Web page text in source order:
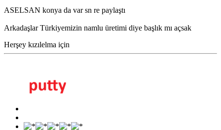
ASELSAN konya da var sn re paylaştı
Arkadaşlar Türkiyemizin namlu üretimi diye başlık mı açsak
Herşey kızılelma için